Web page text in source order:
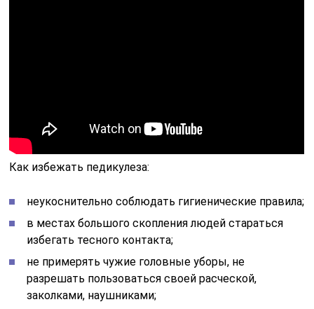
Как избежать педикулеза:
неукоснительно соблюдать гигиенические правила;
в местах большого скопления людей стараться
избегать тесного контакта;
не примерять чужие головные уборы, не
разрешать пользоваться своей расческой,
заколками, наушниками;